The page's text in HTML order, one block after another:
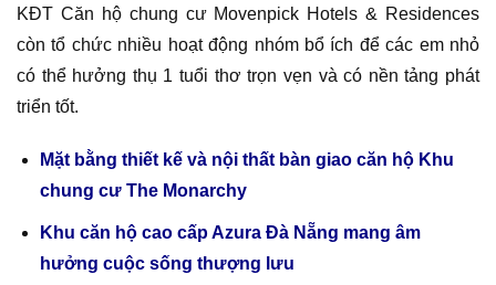
KĐT Căn hộ chung cư Movenpick Hotels & Residences
còn tổ chức nhiều hoạt động nhóm bổ ích để các em nhỏ
có thể hưởng thụ 1 tuổi thơ trọn vẹn và có nền tảng phát
triển tốt.
Mặt bằng thiết kế và nội thất bàn giao căn hộ Khu
chung cư The Monarchy
Khu căn hộ cao cấp Azura Đà Nẵng mang âm
hưởng cuộc sống thượng lưu